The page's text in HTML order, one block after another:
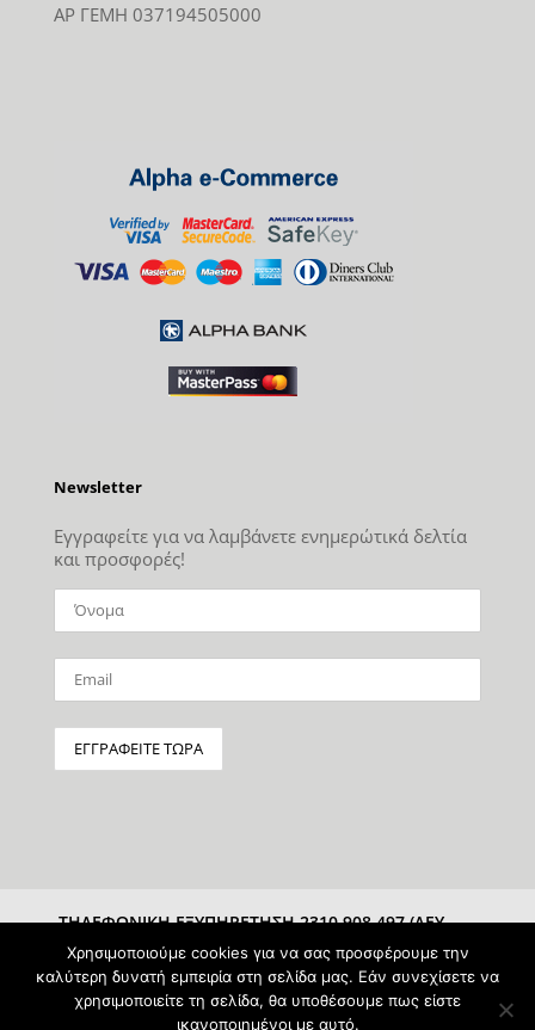
ΑΡ ΓΕΜΗ 037194505000
Newsletter
Εγγραφείτε για να λαμβάνετε ενημερώτικά δελτία
και προσφορές!
ΤΗΛΕΦΩΝΙΚΗ ΕΞΥΠΗΡΕΤΗΣΗ 2310 908 497 (ΔΕΥ-
ΣΑΒ 10:00-15:00)
Χρησιμοποιούμε cookies για να σας προσφέρουμε την
καλύτερη δυνατή εμπειρία στη σελίδα μας. Εάν συνεχίσετε να
χρησιμοποιείτε τη σελίδα, θα υποθέσουμε πως είστε
ικανοποιημένοι με αυτό.